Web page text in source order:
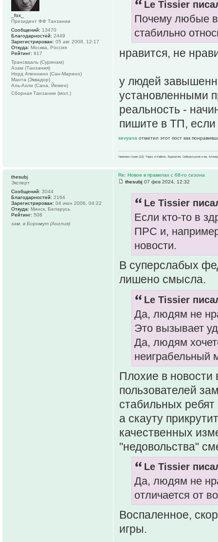
Le Tissier
Почему любые
стабильно
нравится, не
у людей
установленными
реальность -
пишите в ТП,
sevyana отметил этот пост как
Чемпион стран (12): Теркс и Кайкос, Бразилия, Сейшельские о-ва,
_fox_
Президент ФФ Танзании
Сообщений: 13470
Благодарностей: 2449
Зарегистрирован: 05 авг 2008, 12:17
Откуда: Москва, Россия
Рейтинг: 917
Трансвааль (Суринам)
Азам (Танзания)
Норд Апеннино (Сан-Марино)
Манта (Эквадор)
Аль-Ахли (Сана, Йемен)
Сборная Танзании (мол.)
Re: Новое в правилах с 68-го сезона
thesubj 07 фев 2024, 12:32
Le Tissier
Если кто-то в
ПРС и,
новости.
В суперслабых
лишено смысла.
Le Tissier
Да, людям не
Это вызывает
Да, людям
неиграбельный
Плохие в новости
пользователей
стабильных
а скауту
качественных
"недовольства"
Le Tissier
Да, людям не
отличается от
Воспаленное,
игры.
thesubj
Эксперт
Сообщений: 3044
Благодарностей: 2164
Зарегистрирован: 04 июн 2006, 04:22
Откуда: Минск, Беларусь
Рейтинг: 508
зам. в Борнмут (Англия)